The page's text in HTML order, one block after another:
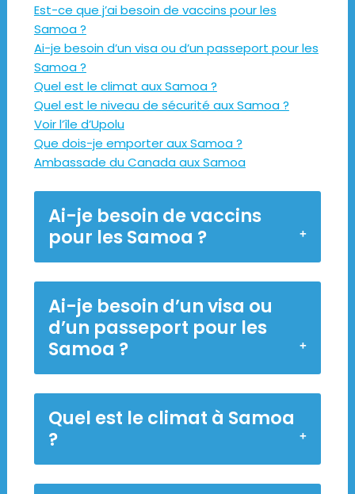
Est-ce que j’ai besoin de vaccins pour les
Samoa ?
Ai-je besoin d’un visa ou d’un passeport pour les
Samoa ?
Quel est le climat aux Samoa ?
Quel est le niveau de sécurité aux Samoa ?
Voir l’île d’Upolu
Que dois-je emporter aux Samoa ?
Ambassade du Canada aux Samoa
Ai-je besoin de vaccins
pour les Samoa ?
Ai-je besoin d’un visa ou
d’un passeport pour les
Samoa ?
Quel est le climat à Samoa
?